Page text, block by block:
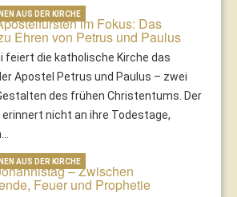
im Fokus: Das
Ehren von Petrus und Paulus
feiert die katholische Kirche das
Apostel Petrus und Paulus – zwei
des frühen Christentums. Der
erinnert nicht an ihre Todestage,
AUS DER KIRCHE
– Zwischen
Feuer und Prophetie
AUS DER KIRCHE